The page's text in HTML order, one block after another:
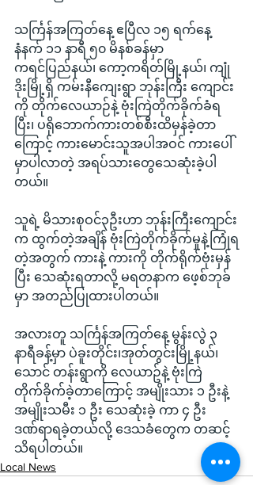
သင်္ကြန်အကြတ်နေ့ ဧပြီလ ၁၅ ရက်နေ့
နံနက် ၁၁ နာရီ ၅၀ မိနစ်ခန်မှာ
ကရင်ပြည်နယ်၊ ကော့ကရိတ်မြို့နယ်၊ ကျုံ
ဒိုးမြို့ရှိ ကမ်းနီကျေးရွာ ဘုန်းကြီး ကျောင်း
ကို တိုက်လေယာဉ်နဲ့ ဗုံးကြဲတိုက်ခိုက်ခံရ
ပြီး၊ ပရိုဘောက်ကားတစ်စီးထိမှန်ခဲ့တာ
ကြောင့် ကားမောင်းသူအပါအဝင် ကားပေါ်
မှာပါလာတဲ့ အရပ်သားတွေသေဆုံးခဲ့ပါ
တယ်။
သူရဲ့ မိသားစုဝင်၃ဦးဟာ ဘုန်းကြီးကျောင်း
က ထွက်တဲ့အချိန် ဗုံးကြဲတိုက်ခိုက်မှုနဲ့ကြုံရ
တဲ့အတွက် ကားနဲ့ ကားကို တိုက်ရိုက်ဗုံးမှန်
ပြီး သေဆုံးရတာလို့ မရတနာက ဖေ့စ်ဘုခ်
မှာ အတည်ပြုထားပါတယ်။
အလားတူ သင်္ကြန်အကြတ်နေ့ မွန်းလွဲ ၃
နာရီခန့်မှာ ပဲခူးတိုင်း၊အုတ်တွင်းမြို့နယ်၊
သောင် တန်းရွာကို လေယာဥ်နဲ့ ဗုံးကြဲ
တိုက်ခိုက်ခဲ့တာကြောင့် အမျိုးသား ၁ ဦးနဲ့
အမျိုးသမီး ၁ ဦး သေဆုံးခဲ့ ကာ ၄ ဦး
ဒဏ်ရာရခဲ့တယ်လို့ ဒေသခံတွေက တဆင့်
သိရပါတယ်။
Local News